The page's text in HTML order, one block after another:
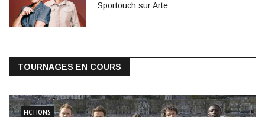
Sportouch sur Arte
TOURNAGES EN COURS
FICTIONS